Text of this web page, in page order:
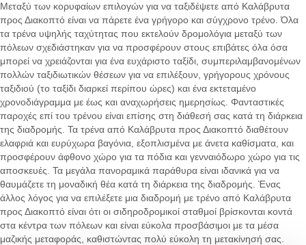
Μεταξύ των κορυφαίων επιλογών για να ταξιδέψετε από Καλάβρυτα
προς Διακοπτό είναι να πάρετε ένα γρήγορο και σύγχρονο τρένο. Όλα
τα τρένα υψηλής ταχύτητας που εκτελούν δρομολόγια μεταξύ των
πόλεων σχεδιάστηκαν για να προσφέρουν στους επιβάτες όλα όσα
μπορεί να χρειάζονται για ένα ευχάριστο ταξίδι, συμπεριλαμβανομένων
πολλών ταξιδιωτικών θέσεων για να επιλέξουν, γρήγορους χρόνους
ταξιδιού (το ταξίδι διαρκεί περίπου ώρες) και ένα εκτεταμένο
χρονοδιάγραμμα με έως και αναχωρήσεις ημερησίως. Φανταστικές
παροχές επί του τρένου είναι επίσης στη διάθεσή σας κατά τη διάρκεια
της διαδρομής. Τα τρένα από Καλάβρυτα προς Διακοπτό διαθέτουν
ελαφριά και ευρύχωρα βαγόνια, εξοπλισμένα με άνετα καθίσματα, και
προσφέρουν άφθονο χώρο για τα πόδια και γενναιόδωρο χώρο για τις
αποσκευές. Τα μεγάλα πανοραμικά παράθυρα είναι ιδανικά για να
θαυμάζετε τη μοναδική θέα κατά τη διάρκεια της διαδρομής. Ένας
άλλος λόγος για να επιλέξετε μια διαδρομή με τρένο από Καλάβρυτα
προς Διακοπτό είναι ότι οι σιδηροδρομικοί σταθμοί βρίσκονται κοντά
στα κέντρα των πόλεων και είναι εύκολα προσβάσιμοι με τα μέσα
μαζικής μεταφοράς, καθιστώντας πολύ εύκολη τη μετακίνησή σας.